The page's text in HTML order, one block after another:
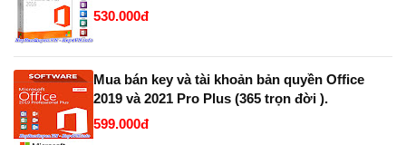
Bit.
530.000đ
Mua bán key và tài khoản bản quyền Office
2019 và 2021 Pro Plus (365 trọn đời ).
599.000đ